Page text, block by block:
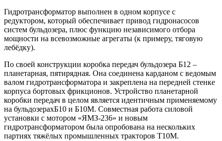
Гидротрансформатор выполнен в одном корпусе с
редуктором, который обеспечивает привод гидронасосов
систем бульдозера, плюс функцию независимого отбора
мощности на всевозможные агрегаты (к примеру, тяговую
лебёдку).
По своей конструкции коробка передач бульдозера Б12 –
планетарная, пятирядная. Она соединена карданом с ведомым
валом гидротрансформатора и закреплена на передней стенке
корпуса бортовых фрикционов. Устройство планетарной
коробки передач в целом является идентичным применяемому
на бульдозерахБ10 и Б10М. Совместная работа силовой
установки с мотором «ЯМЗ-236» и новым
гидротрансформатором была опробована на нескольких
партиях тяжёлых промышленных тракторов Т10М.